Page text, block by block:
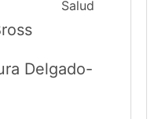
Delgado-